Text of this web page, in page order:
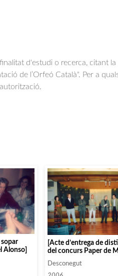
d'estudi o recerca, citant
de l’Orfeó Català". Per a
Alonso]
[Acte d’entrega de
del concurs Paper de
comptava amb Antoni
Desconegut